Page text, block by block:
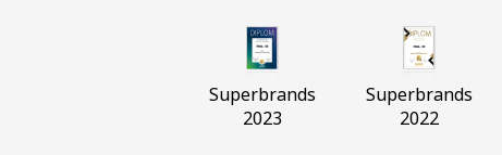
Superbrands
2023
Superbrands
2022